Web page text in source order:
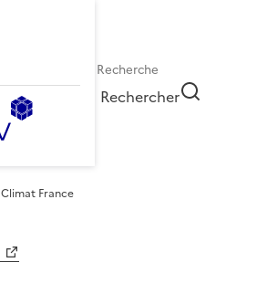
Rechercher
Climat France